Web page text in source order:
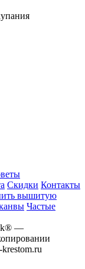
Скидки Контакты
вышитую
Частые
—